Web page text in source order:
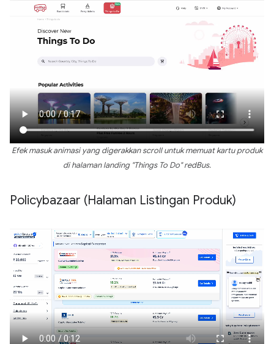
Efek masuk animasi yang digerakkan scroll untuk memuat kartu produk
di halaman landing "Things To Do" redBus.
Policybazaar (Halaman Listingan Produk)